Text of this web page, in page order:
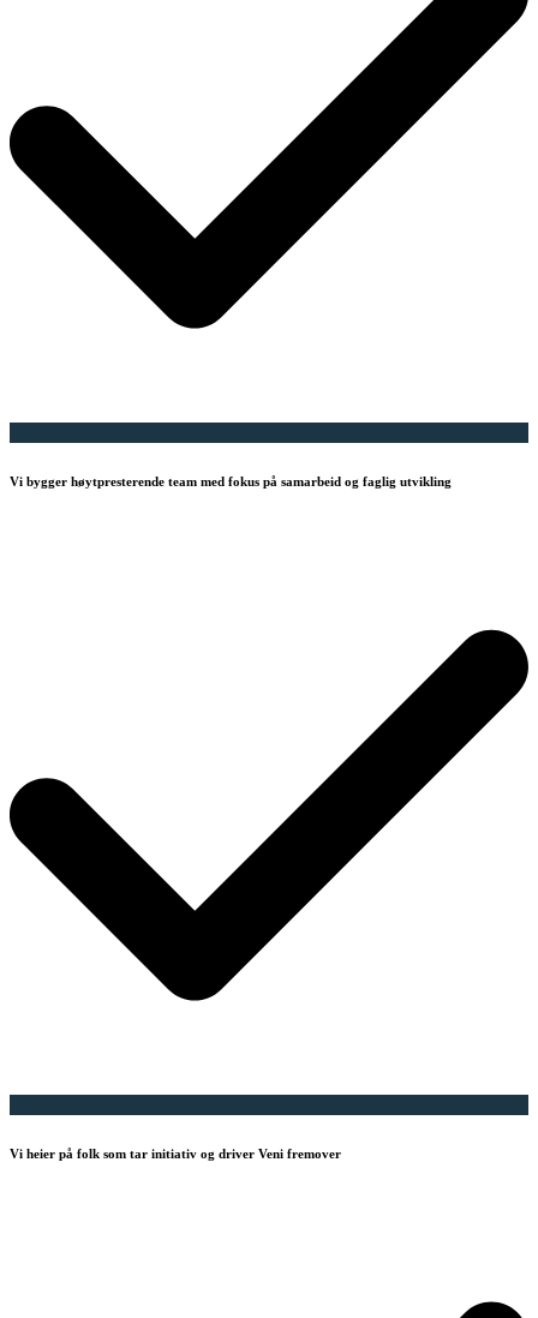
Vi bygger høytpresterende team med fokus på samarbeid og faglig utvikling
Vi heier på folk som tar initiativ og driver Veni fremover